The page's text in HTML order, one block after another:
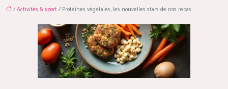
/Activités & sport/ Protéines végétales, les nouvelles stars de nos repas